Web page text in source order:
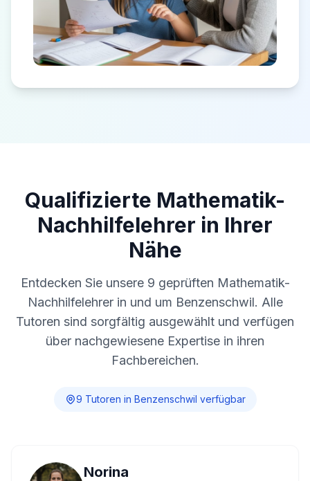
Qualifizierte Mathematik-
Nachhilfelehrer in Ihrer
Nähe
Entdecken Sie unsere 9 geprüften Mathematik-
Nachhilfelehrer in und um Benzenschwil. Alle
Tutoren sind sorgfältig ausgewählt und verfügen
über nachgewiesene Expertise in ihren
Fachbereichen.
9 Tutoren in Benzenschwil verfügbar
Norina